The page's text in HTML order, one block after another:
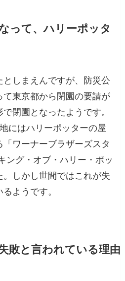
って、ハリーポッタ
しまえんですが、防災公
て東京都から閉園の要請が
閉園となったようです。
にはハリーポッターの屋
ワーナーブラザーズスタ
ング・オブ・ハリー・ポッ
。しかし世間ではこれが失
ようです。
敗と言われている理由